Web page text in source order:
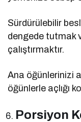
Sürdürülebilir
dengede tutmak
çalıştırmaktır.
Ana öğünlerinizi
öğünlerle açlığı
Porsiyon